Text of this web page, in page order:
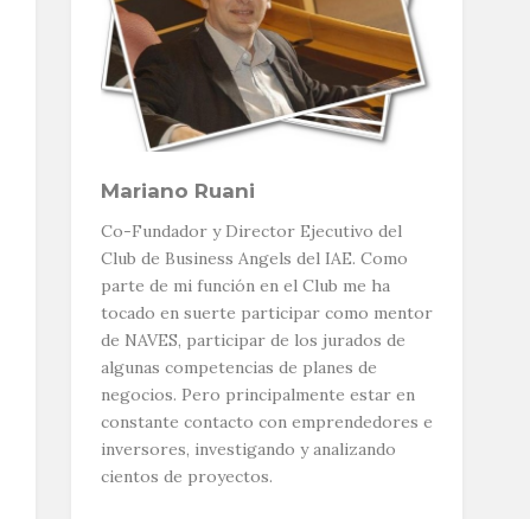
Mariano Ruani
Co-Fundador y Director Ejecutivo del
Club de Business Angels del IAE. Como
parte de mi función en el Club me ha
tocado en suerte participar como mentor
de NAVES, participar de los jurados de
algunas competencias de planes de
negocios. Pero principalmente estar en
constante contacto con emprendedores e
inversores, investigando y analizando
cientos de proyectos.